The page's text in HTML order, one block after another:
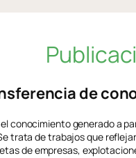
de
conocimiento generado a
trata de trabajos que
de empresas,